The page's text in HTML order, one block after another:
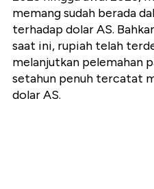
memang sudah berada
terhadap dolar AS.
saat ini, rupiah telah
melanjutkan pelemahan
setahun penuh tercatat
dolar AS.